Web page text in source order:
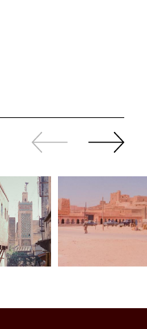
Revenir
en
continuer